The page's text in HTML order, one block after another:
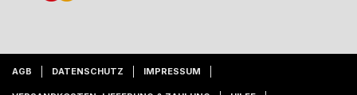
AGB DATENSCHUTZ IMPRESSUM